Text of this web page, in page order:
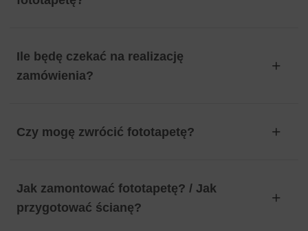
Ile będę czekać na realizację
zamówienia?
Czy mogę zwrócić fototapetę?
Jak zamontować fototapetę? / Jak
przygotować ścianę?